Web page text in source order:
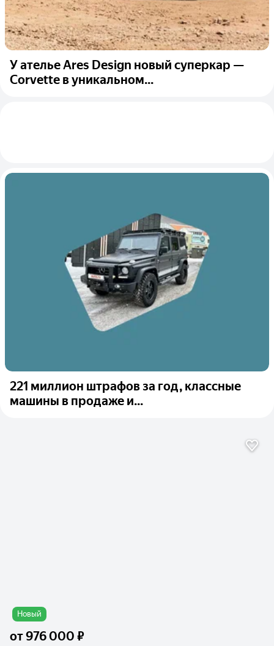
У ателье Ares Design новый суперкар —
Corvette в уникальном...
221 миллион штрафов за год, классные
машины в продаже и...
Новый
от976 000 ₽